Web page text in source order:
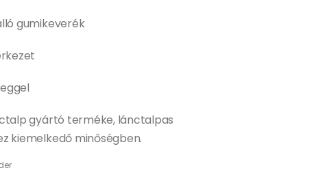
gumikeverék
gyártó terméke, lánctalpas
kiemelkedő minőségben.